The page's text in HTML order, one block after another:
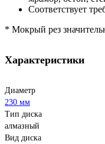
Соответствует
* Мокрый рез
Характеристики
Диаметр
230 мм
Тип диска
алмазный
Вид диска